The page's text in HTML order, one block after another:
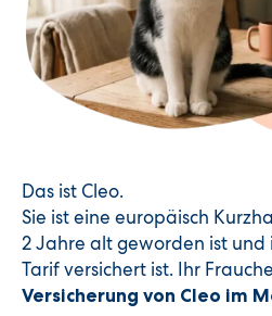
Das ist Cleo.
Sie ist eine europäisch
2 Jahre alt geworden ist und
Tarif versichert ist. Ihr
Versicherung von Cleo im